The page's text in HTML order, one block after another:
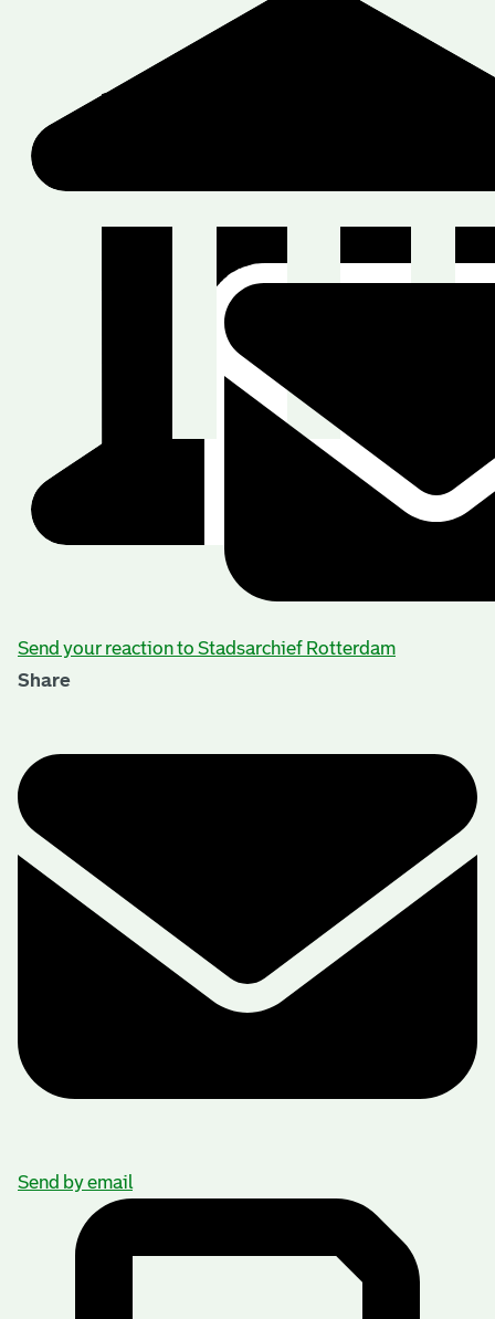
Send your reaction to Stadsarchief Rotterdam
Share
Send by email